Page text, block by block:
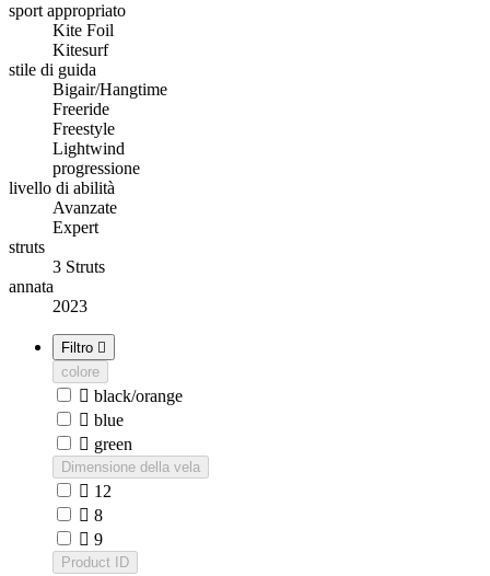
sport appropriato
Kite Foil
Kitesurf
stile di guida
Bigair/Hangtime
Freeride
Freestyle
Lightwind
progressione
livello di abilità
Avanzate
Expert
struts
3 Struts
annata
2023
Filtro 
colore
 black/orange
 blue
 green
Dimensione della vela
 12
 8
 9
Product ID